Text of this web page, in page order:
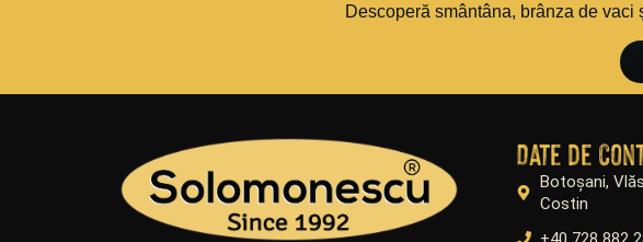
Descoperă smântâna, brânza de
Date de
Botoșani,
Costin